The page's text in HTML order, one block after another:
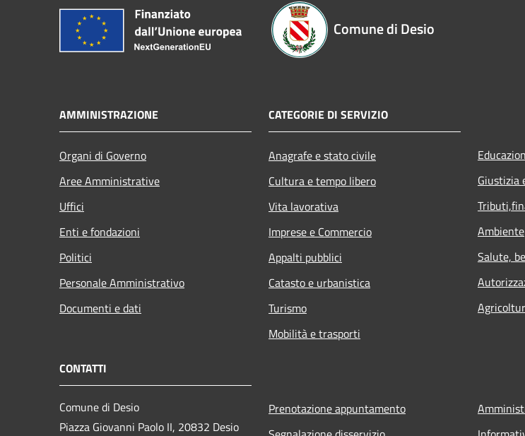
Comune di Desio
AMMINISTRAZIONE
Organi di Governo
Aree Amministrative
Uffici
Enti e fondazioni
Politici
Personale Amministrativo
Documenti e dati
CATEGORIE DI SERVIZIO
Anagrafe e stato civile
Cultura e tempo libero
Vita lavorativa
Imprese e Commercio
Appalti pubblici
Catasto e urbanistica
Turismo
Mobilità e trasporti
Giustizia
Ambiente
Salute,
CONTATTI
Comune di Desio
Piazza Giovanni Paolo II, 20832 Desio
Prenotazione appuntamento